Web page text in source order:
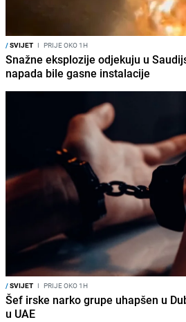
/SVIJET I PRIJE OKO 1H
Snažne eksplozije odjekuju u
napada bile gasne instalacije
/SVIJET I PRIJE OKO 1H
Šef irske narko grupe uhapšen u
u UAE